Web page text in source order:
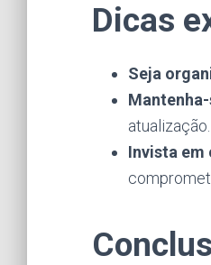
Dicas
Seja
atualização.
Invista